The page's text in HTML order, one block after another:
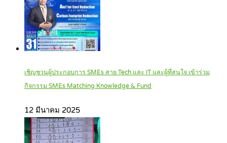
เชิญชวนผู้ประกอบการ SMEs สาย Tech และ IT และผู้ที่สนใจ เข้าร่วม
กิจกรรม SMEs Matching Knowledge & Fund
12 มีนาคม 2025